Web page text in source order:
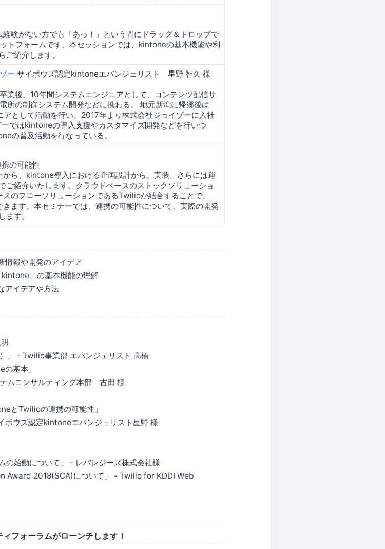
験がない方でも「あっ！」という間にドラッグ＆ドロップで
トフォームです。本セッションでは、kintoneの基本機能や利
紹介します。
ー サイボウズ認定kintoneエバンジェリスト 星野 智久 様
業後、10年間システムエンジニアとして、コンテンツ配信サ
所の制御システム開発などに携わる。 地元新潟に帰郷後は
として活動を行い、2017年より株式会社ジョイゾーに入社
ではkintoneの導入支援やカスタマイズ開発などを行いつ
の普及活動を行なっている。
の可能性
ら、kintone導入における⁮企画設計から、実装、さらには運
ご紹介いたします。クラウドベースのストックソリューショ
のフローソリューションであるTwilioが結合することで、
ます。本セミナーでは、連携の可能性について、実際の開発
す。
情報や開発のアイデア
kintone」の基本機能の理解
アイデアや方法
」 - Twilio事業部 エバンジェリスト 高橋
基本」
サルティング本部 古田 様
とTwilioの連携の可能性」
定kintoneエバンジェリスト星野 様
の始動について」 - レバレジーズ株式会社様
Award 2018(SCA)について」 - Twilio for KDDI Web
フォーラムがローンチします！